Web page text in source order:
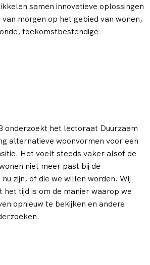
samen innovatieve oplossingen
morgen op het gebied van wonen,
toekomstbestendige
onderzoekt het lectoraat Duurzaam
alternatieve woonvormen voor een
Het voelt steeds vaker alsof de
niet meer past bij de
zijn, of die we willen worden. Wij
het tijd is om de manier waarop we
opnieuw te bekijken en andere